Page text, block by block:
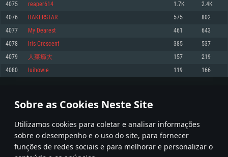
Sobre as Cookies Neste Site
Utilizamos cookies para coletar e analisar informações
sobre o desempenho e o uso do site, para fornecer
funções de redes sociais e para melhorar e personalizar o
Recomendado
superior, Radeon RX 570 ou superior
Disco: 75,9 GB
Recomendado
Network: Internet de banda larga.
Recomendado
Sistema Operativo: Ubuntu 20.04 64bit
Processador: Intel Core i7
Memória: 16 GB
Placa Gráfica: NVIDIA 1060 com os drivers mais recentes (não mais de 6
meses) / equivalentes AMD (Radeon RX 570) com os drivers mais recentes
Network: Internet de banda larga.
4075 reaper614 1.7K 2.4K
4076 BAKERSTAR 575 802
4077 My Dearest 461 643
4078 Iris-Crescent 385 537
4079 人菜瘾大 157 219
4080 luihowie 119 166